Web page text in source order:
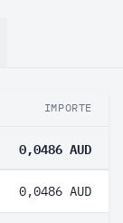
IMPORTE
0,0486 AUD
0,0486 AUD